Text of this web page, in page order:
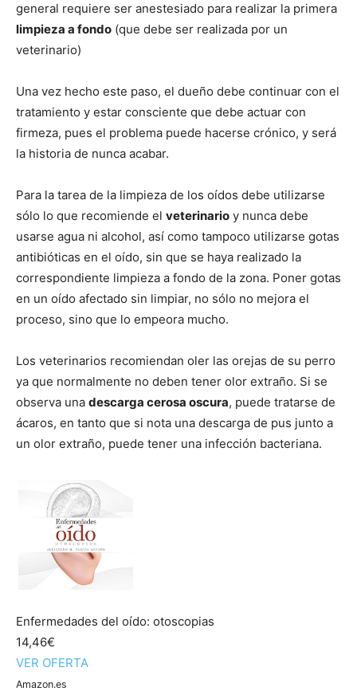
–
Fotos
general requiere ser anestesiado para realizar la primera
limpieza a fondo (que debe ser realizada por un
veterinario)
Una vez hecho este paso, el dueño debe continuar con el
tratamiento y estar consciente que debe actuar con
firmeza, pues el problema puede hacerse crónico, y será
la historia de nunca acabar.
Para la tarea de la limpieza de los oídos debe utilizarse
sólo lo que recomiende el veterinario y nunca debe
usarse agua ni alcohol, así como tampoco utilizarse gotas
antibióticas en el oído, sin que se haya realizado la
correspondiente limpieza a fondo de la zona. Poner gotas
en un oído afectado sin limpiar, no sólo no mejora el
proceso, sino que lo empeora mucho.
Los veterinarios recomiendan oler las orejas de su perro
ya que normalmente no deben tener olor extraño. Si se
observa una descarga cerosa oscura, puede tratarse de
ácaros, en tanto que si nota una descarga de pus junto a
un olor extraño, puede tener una infección bacteriana.
Enfermedades del oído: otoscopias
14,46€
VER OFERTA
Amazon.es